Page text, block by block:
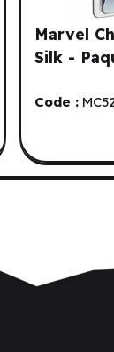
Marvel
Silk -
Code :